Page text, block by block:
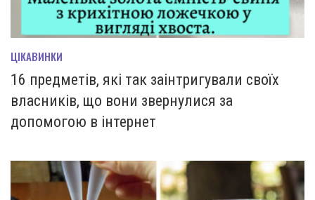
ЦІКАВИНКИ
16 предметів, які так заінтригували своїх
власників, що вони звернулися за
допомогою в інтернет